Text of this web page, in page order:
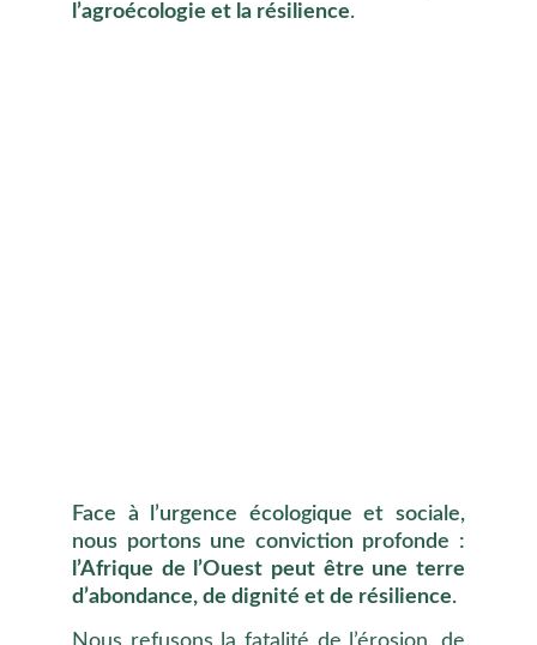
l’agroécologie et la résilience.
Face à l’urgence écologique et sociale,
nous portons une conviction profonde :
l’Afrique de l’Ouest peut être une terre
d’abondance, de dignité et de résilience.